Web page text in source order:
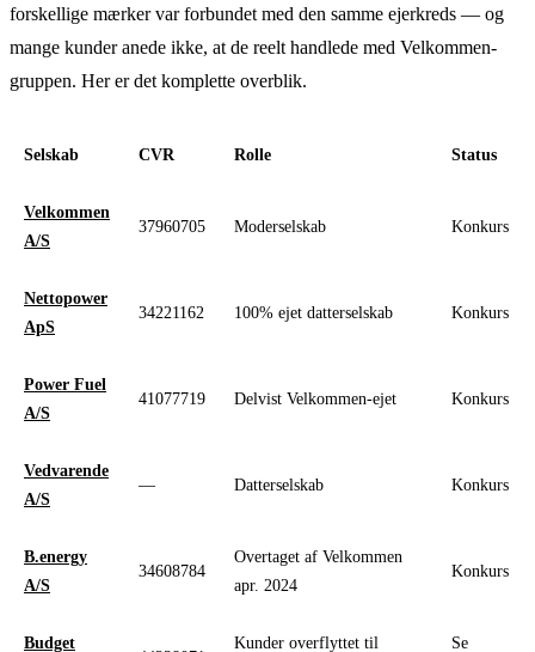
forskellige mærker var forbundet med den samme ejerkreds — og
mange kunder anede ikke, at de reelt handlede med Velkommen-
gruppen. Her er det komplette overblik.
Selskab CVR Rolle Status
Velkommen
A/S
37960705 Moderselskab Konkurs
Nettopower
ApS
34221162 100% ejet datterselskab Konkurs
Power Fuel
A/S
41077719 Delvist Velkommen-ejet Konkurs
Vedvarende
A/S
— Datterselskab Konkurs
B.energy
A/S
34608784
Overtaget af Velkommen
apr. 2024
Konkurs
Budget
Kunder overflyttet til
Se